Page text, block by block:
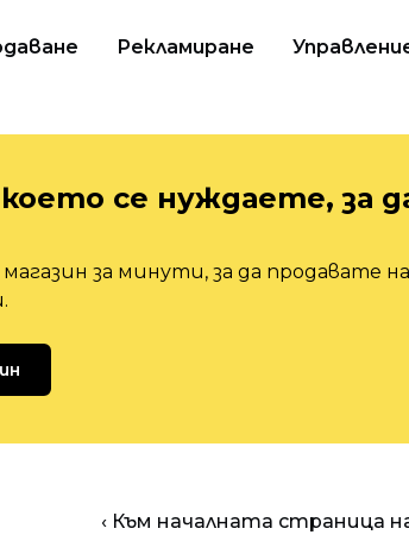
Рекламиране
се нуждаете, за
за минути, за да продавате
‹ Към началната страница